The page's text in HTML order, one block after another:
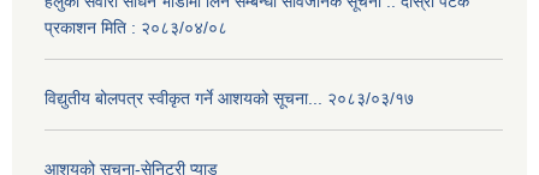
प्रकाशन मिति : २०८३/०४/०८
विद्युतीय बोलपत्र स्वीकृत गर्ने आशयको सूचना... २०८३/०३/१७
आशयको सूचना-सेनिटरी प्याड